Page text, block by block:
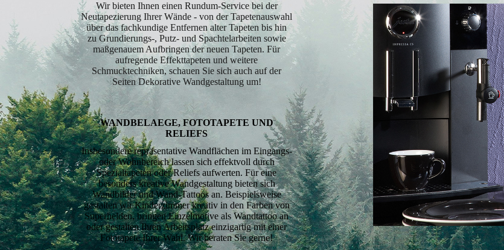
Wir bieten Ihnen einen Rundum-Service bei der
Neutapezierung Ihrer Wände - von der Tapetenauswahl
über das fachkundige Entfernen alter Tapeten bis hin
zu Grundierungs-, Putz- und Spachtelarbeiten sowie
maßgenauem Aufbringen der neuen Tapeten. Für
aufregende Effekttapeten und weitere
Schmucktechniken, schauen Sie sich auch auf der
Seiten Dekorative Wandgestaltung um!
WANDBELAEGE, FOTOTAPETE UND
RELIEFS
Insbesondere repräsentative Wandflächen im Eingangs-
oder Wohnbereich lassen sich effektvoll durch
Spezialtapeten oder Reliefs aufwerten. Für eine
besonders kreative Wandgestaltung bieten sich
Wandbilder und Wand-Tattoos an. Beispielsweise
gestalten wir Kinderzimmer kreativ in den Farben von
Superhelden, bringen Einzelmotive als Wandtattoo an
oder gestalten Ihren Arbeitsplatz einzigartig mit einer
Fototapete Ihrer Wahl. Wir beraten Sie gerne!